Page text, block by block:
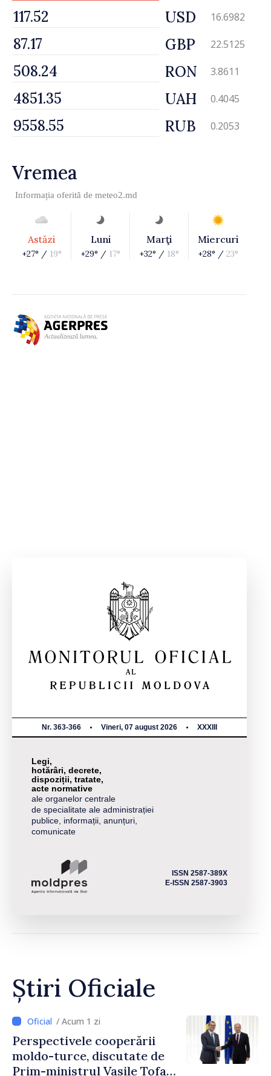
USD 16.6982
GBP 22.5125
RON 3.8611
UAH 0.4045
RUB 0.2053
Vremea
Informația oferită de meteo2.md
Astăzi
+27° / 19°
Luni
+29° / 17°
Marţi
+32° / 18°
Miercuri
+28° / 23°
Nr. 363-366 Vineri, 07 august 2026 XXXIII
Legi,
hotărâri, decrete,
dispoziții, tratate,
acte normative
ale organelor centrale
de specialitate ale administrației
publice, informații, anunțuri,
comunicate
ISSN 2587-389X
E-ISSN 2587-3903
Știri Oficiale
/ Acum 1 zi
Perspectivele cooperării
moldo-turce, discutate de
Prim-ministrul Vasile Tofan